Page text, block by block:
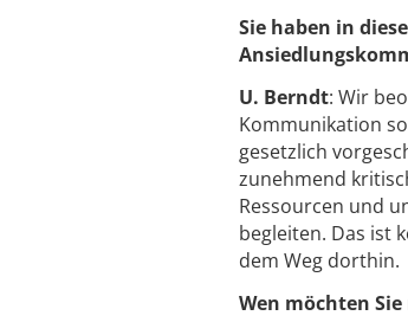
Sie haben in
U. Berndt: Wir
Kommunikation
gesetzlich
zunehmend
Ressourcen und
begleiten. Das ist
dem Weg dorthin.
Wen möchten